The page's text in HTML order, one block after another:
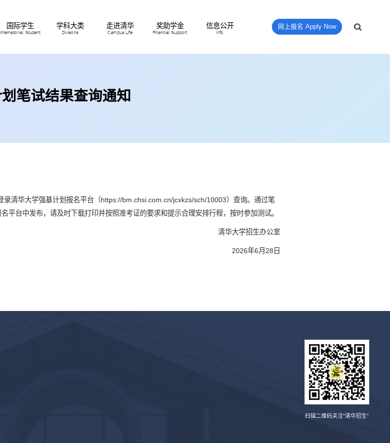
网上报名 Apply Now
国际学生
International Student
学科大类
Divisions
走进清华
Campus Life
奖助学金
Financial Support
信息公开
Info
笔试结果查询通知
清华大学强基计划报名平台（https://bm.chsi.com.cn/jcxkzs/sch/10003）查询。通过笔
平台中发布，请及时下载打印并按照准考证的要求和提示合理安排行程，按时参加测试。
清华大学招生办公室
2026年6月28日
扫描二维码关注“清华招生”